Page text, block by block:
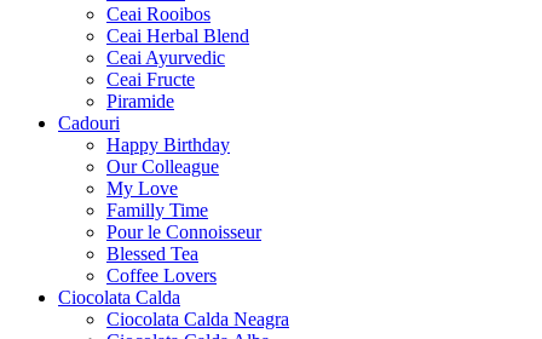
Ceai Rooibos
Ceai Herbal Blend
Ceai Ayurvedic
Ceai Fructe
Piramide
Cadouri
Happy Birthday
Our Colleague
My Love
Familly Time
Pour le Connoisseur
Blessed Tea
Coffee Lovers
Ciocolata Calda
Ciocolata Calda Neagra